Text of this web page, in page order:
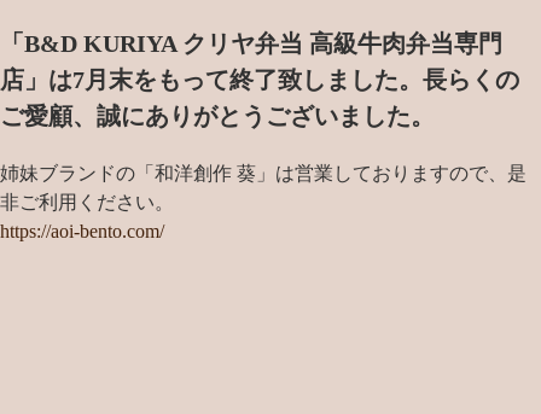
「B&D KURIYA クリヤ弁当 高級牛肉弁当専門
店」は7月末をもって終了致しました。 長らくの
ご愛顧、誠にありがとうございました。
姉妹ブランドの「和洋創作 葵」は営業しておりますので、是
非ご利用ください。
https://aoi-bento.com/